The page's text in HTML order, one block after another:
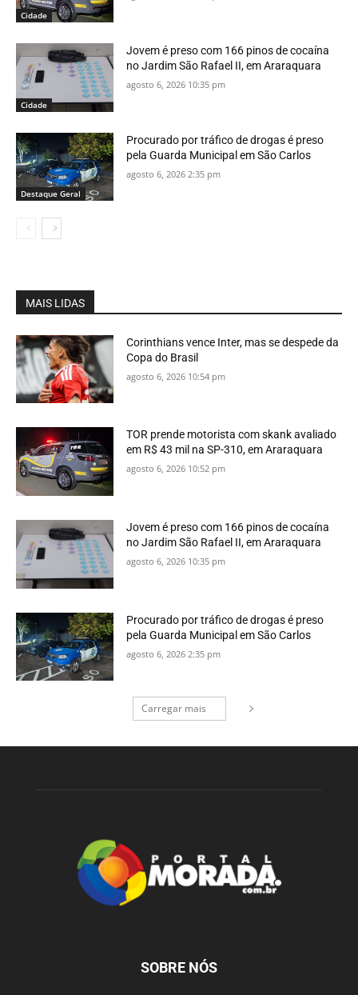
Cidade
Cidade
Jovem é preso com 166 pinos de cocaína
no Jardim São Rafael II, em Araraquara
agosto 6, 2026 10:35 pm
Destaque Geral
Procurado por tráfico de drogas é preso
pela Guarda Municipal em São Carlos
agosto 6, 2026 2:35 pm
MAIS LIDAS
Corinthians vence Inter, mas se despede da
Copa do Brasil
agosto 6, 2026 10:54 pm
TOR prende motorista com skank avaliado
em R$ 43 mil na SP-310, em Araraquara
agosto 6, 2026 10:52 pm
Jovem é preso com 166 pinos de cocaína
no Jardim São Rafael II, em Araraquara
agosto 6, 2026 10:35 pm
Procurado por tráfico de drogas é preso
pela Guarda Municipal em São Carlos
agosto 6, 2026 2:35 pm
Carregar mais
SOBRE NÓS